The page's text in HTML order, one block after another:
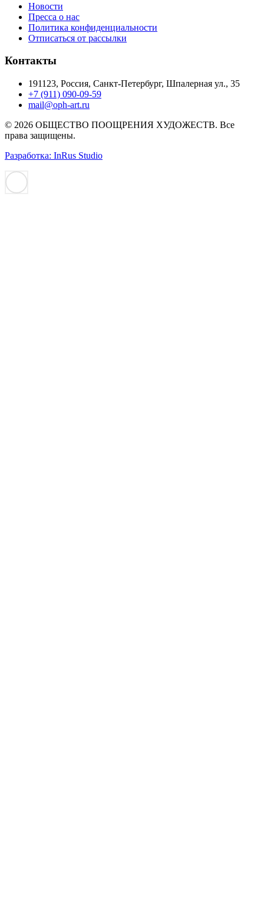
Новости
Пресса о нас
Политика конфиденциальности
Отписаться от рассылки
Контакты
191123, Россия, Санкт-Петербург, Шпалерная ул., 35
+7 (911) 090-09-59
mail@oph-art.ru
© 2026 ОБЩЕСТВО ПООЩРЕНИЯ ХУДОЖЕСТВ. Все
права защищены.
Разработка: InRus Studio